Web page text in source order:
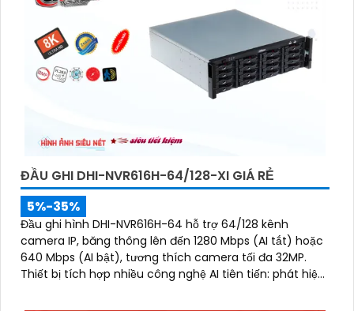
ĐẦU GHI DHI-NVR616H-64/128-XI GIÁ RẺ
5%-35%
Đầu ghi hình DHI-NVR616H-64 hỗ trợ 64/128 kênh
camera IP, băng thông lên đến 1280 Mbps (AI tắt) hoặc
640 Mbps (AI bật), tương thích camera tối đa 32MP.
Thiết bị tích hợp nhiều công nghệ AI tiên tiến: phát hiện,
metadata, ANPR, đếm người, heat map, PPE detection